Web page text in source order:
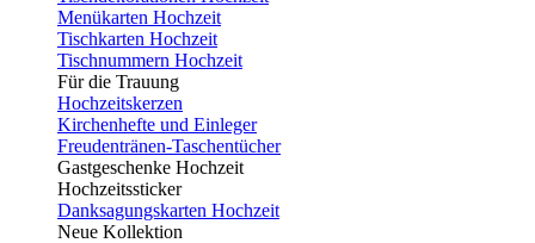
Menükarten Hochzeit
Tischkarten Hochzeit
Tischnummern Hochzeit
Für die Trauung
Hochzeitskerzen
Kirchenhefte und Einleger
Freudentränen-Taschentücher
Gastgeschenke Hochzeit
Hochzeitssticker
Danksagungskarten Hochzeit
Neue Kollektion